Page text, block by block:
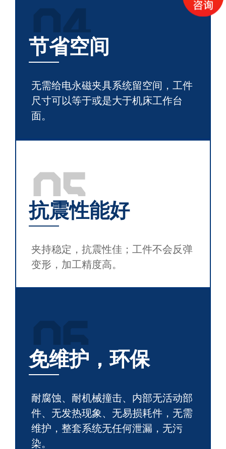
04
节省空间
无需给电永磁夹具系统留空间，工件
尺寸可以等于或是大于机床工作台
面。
05
抗震性能好
夹持稳定，抗震性佳；工件不会反弹
变形，加工精度高。
06
免维护，环保
耐腐蚀、耐机械撞击、内部无活动部
件、无发热现象、无易损耗件，无需
维护，整套系统无任何泄漏，无污
染。